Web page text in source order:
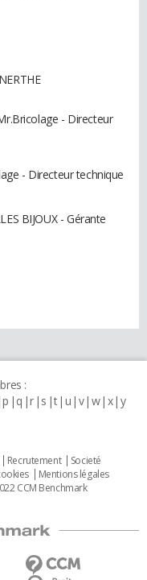
- Directeur
- Directeur technique
BIJOUX - Gérante
:
p q r s t u v w x y
Recrutement
Societé
Mentions légales
CCM Benchmark